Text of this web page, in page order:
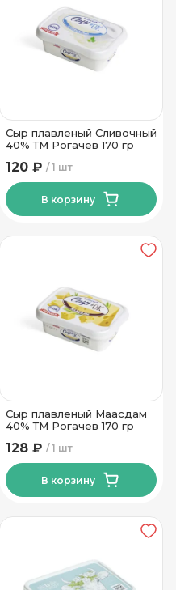
Сыр плавленый Сливочный
40% ТМ Рогачев 170 гр
1 шт
120 ₽
В корзину
Сыр плавленый Маасдам
40% ТМ Рогачев 170 гр
1 шт
128 ₽
В корзину